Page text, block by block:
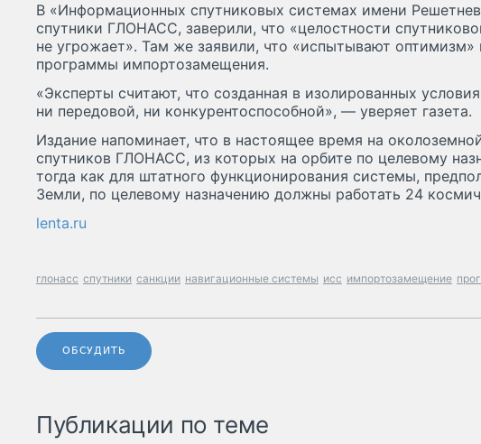
В «Информационных спутниковых системах имени
спутники ГЛОНАСС, заверили, что «целостности
не угрожает». Там же заявили, что «испытывают оптимизм»
программы импортозамещения.
«Эксперты считают, что созданная в изолированных
ни передовой, ни конкурентоспособной», — уверяет газета.
Издание напоминает, что в настоящее время на
спутников ГЛОНАСС, из которых на орбите по целевому
тогда как для штатного функционирования системы,
Земли, по целевому назначению должны работать 24
lenta.ru
глонасс спутники санкции навигационные системы исс импортозамещение
ОБСУДИТЬ
Публикации по теме